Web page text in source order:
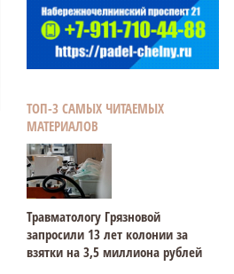
ТОП-3 САМЫХ ЧИТАЕМЫХ
МАТЕРИАЛОВ
Травматологу Грязновой
запросили 13 лет колонии за
взятки на 3,5 миллиона рублей